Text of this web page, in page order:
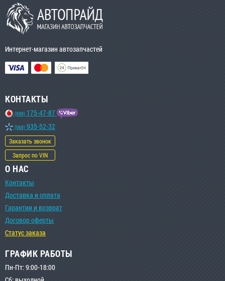
Интернет-магазин автозапчастей
КОНТАКТЫ
(099) 175-47-87
(068) 935-52-32
Заказать звонок
Запрос по VIN
О НАС
Контакты
Доставка и оплата
Гарантии и возврат
Договор оферты
Статус заказа
ГРАФИК РАБОТЫ
Пн-Пт: 9:00-18:00